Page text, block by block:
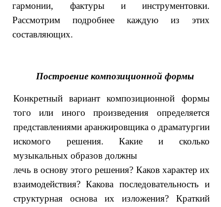
гармонии, фактуры и инструментовки.
Рассмотрим подробнее каждую из этих
составляющих.
Построение композиционной формы
Конкретный вариант композиционной формы
того или иного произведения определяется
представлениями аранжировщика о драматургии
искомого решения. Какие и сколько
музыкальных образов должны
лечь в основу этого решения? Каков характер их
взаимодействия? Какова последовательность и
структурная основа их изложения? Краткий